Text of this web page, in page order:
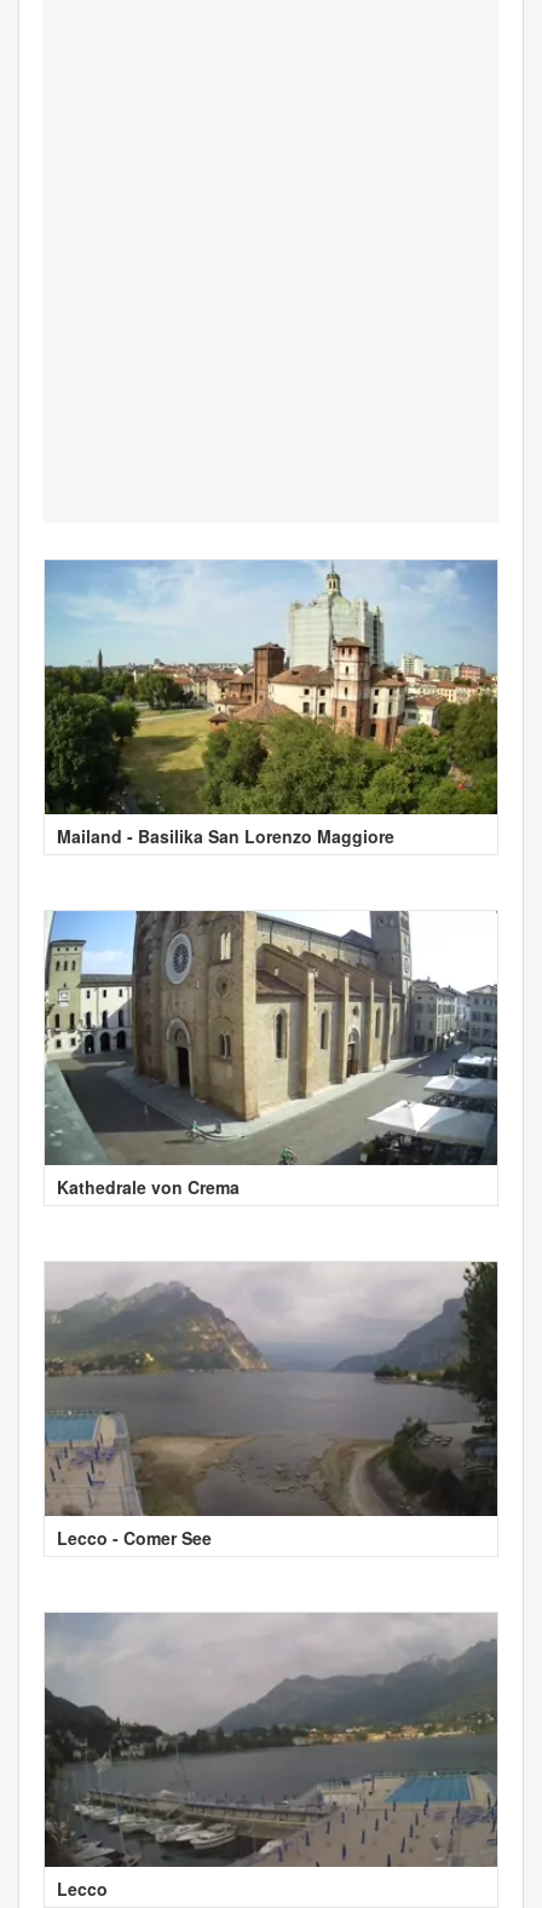
Mailand - Basilika San Lorenzo Maggiore
Kathedrale von Crema
Lecco - Comer See
Lecco